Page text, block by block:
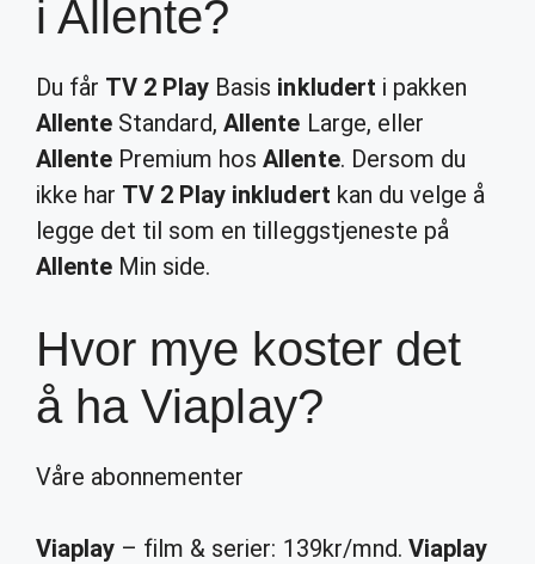
i Allente?
Du får TV 2 Play Basis inkludert i pakken
Allente Standard,Allente Large, eller
Allente Premium hosAllente. Dersom du
ikke har TV 2 Play inkludert kan du velge å
legge det til som en tilleggstjeneste på
Allente Min side.
Hvor mye koster det
å ha Viaplay?
Våre abonnementer
Viaplay – film & serier: 139kr/mnd. Viaplay